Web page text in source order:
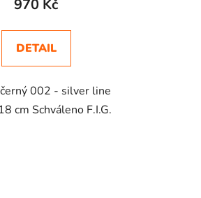
970 Kč
DETAIL
002 - silver line
cm Schváleno F.I.G.